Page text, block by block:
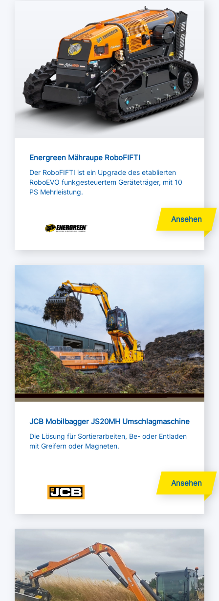
Energreen Mähraupe RoboFIFTI
Der RoboFIFTI ist ein Upgrade des etablierten
RoboEVO funkgesteuertem Geräteträger, mit 10
PS Mehrleistung.
JCB Mobilbagger JS20MH Umschlagmaschine
Die Lösung für Sortierarbeiten, Be- oder Entladen
mit Greifern oder Magneten.